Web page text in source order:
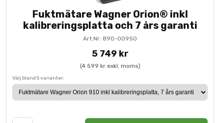
Fuktmätare Wagner Orion® inkl
kalibreringsplatta och 7 års garanti
Art.Nr: 890-00950
5 749 kr
(4 599 kr exkl. moms)
Välj bland 5 varianter: